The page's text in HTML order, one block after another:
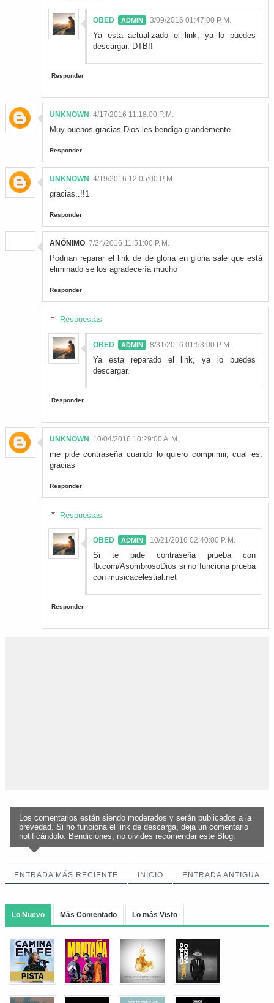
OBED 3/09/2016 01:47:00 P. M.
Ya esta actualizado el link, ya lo puedes
descargar. DTB!!
Responder
UNKNOWN 4/17/2016 11:18:00 P. M.
Muy buenos gracias Dios les bendiga grandemente
Responder
UNKNOWN 4/19/2016 12:05:00 P. M.
gracias..!!1
Responder
ANÓNIMO 7/24/2016 11:51:00 P. M.
Podrían reparar el link de de gloria en gloria sale que está
eliminado se los agradecería mucho
Responder
Respuestas
OBED 8/31/2016 01:53:00 P. M.
Ya esta reparado el link, ya lo puedes
descargar.
Responder
UNKNOWN 10/04/2016 10:29:00 A. M.
me pide contraseña cuando lo quiero comprimir, cual es.
gracias
Responder
Respuestas
OBED 10/21/2016 02:40:00 P. M.
Si te pide contraseña prueba con
fb.com/AsombrosoDios si no funciona prueba
con musicacelestial.net
Responder
Los comentarios están siendo moderados y serán publicados a la
brevedad. Si no funciona el link de descarga, deja un comentario
notificándolo. Bendiciones, no olvides recomendar este Blog.
ENTRADA MÁS RECIENTE ENTRADA ANTIGUA
INICIO
Lo Nuevo Más Comentado Lo más Visto